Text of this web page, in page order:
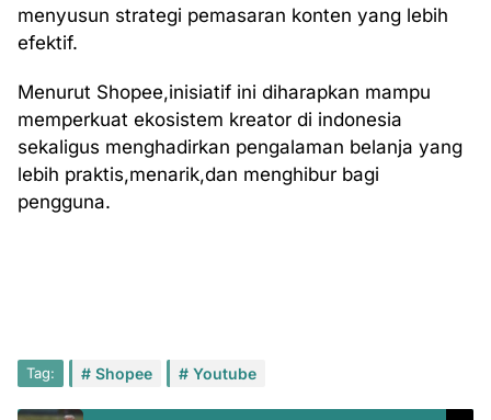
menyusun strategi pemasaran konten yang lebih
efektif.
Menurut Shopee,inisiatif ini diharapkan mampu
memperkuat ekosistem kreator di indonesia
sekaligus menghadirkan pengalaman belanja yang
lebih praktis,menarik,dan menghibur bagi
pengguna.
Tag: Shopee Youtube